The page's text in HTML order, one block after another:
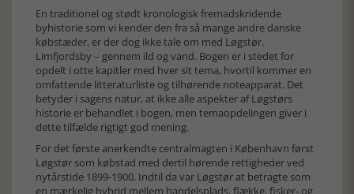
En traditionel og stødt kronologisk fremadskridende
byhistorie som vi kender den fra så mange andre danske
købstæder, er der dog ikke tale om med Løgstør.
Limfjordsby – gennem ild og vand. Bogen er i stedet for
opdelt i otte kapitler med hver sit tema, hvortil kommer en
omfattende litteraturliste og tilhørende noteapparat. Det
betyder i sagens natur, at ikke alle aspekter af Løgstørs
historie er behandlet i bogen, men temaopdelingen giver i
dette tilfælde rigtigt god mening.
For det første anerkendte centralmagten i København først
Løgstør som købstad med dertil hørende rettigheder ved
nytårstide 1899-1900. Indtil da var Løgstør at betragte som
en mærkelig hybrid mellem handelsplads, flække, fisker- og